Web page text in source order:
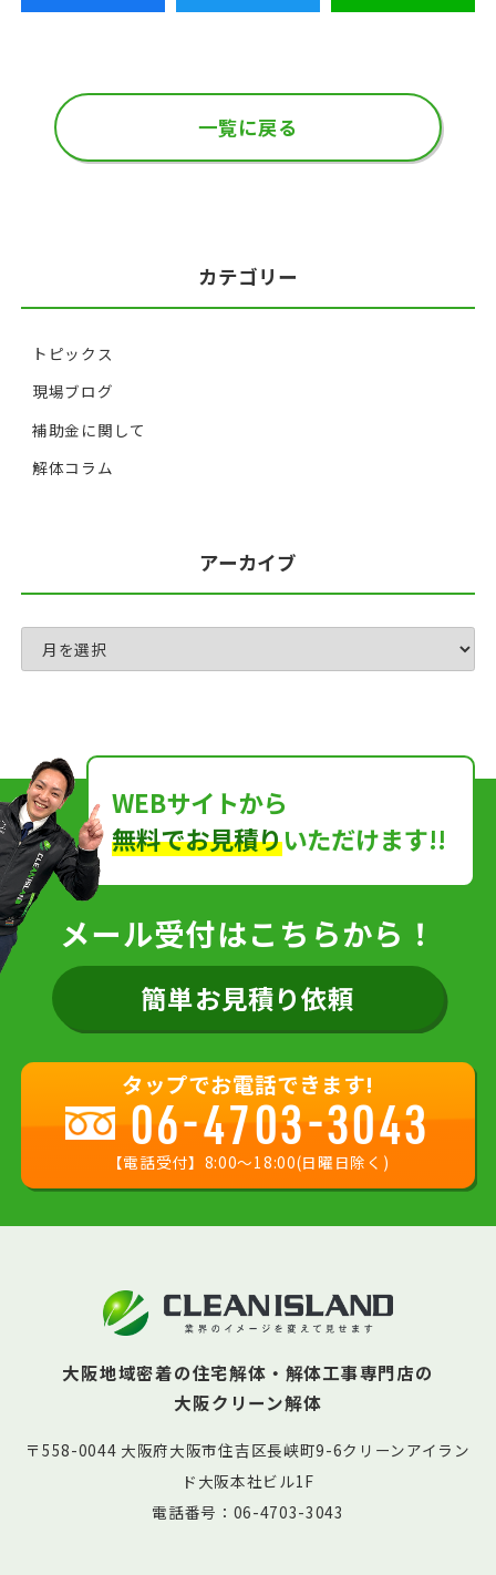
一覧に戻る
カテゴリー
トピックス
現場ブログ
補助金に関して
解体コラム
アーカイブ
WEBサイトから
無料でお見積りいただけます!!
メール受付はこちらから！
簡単お見積り依頼
タップでお電話できます!
06-4703-3043
【電話受付】8:00〜18:00(日曜日除く)
大阪地域密着の住宅解体・解体工事専門店の
大阪クリーン解体
〒558-0044 大阪府大阪市住吉区長峡町9-6クリーンアイラン
ド大阪本社ビル1F
電話番号：06-4703-3043